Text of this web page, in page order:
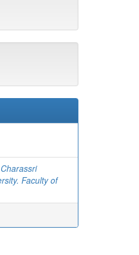
Charassri
Faculty of